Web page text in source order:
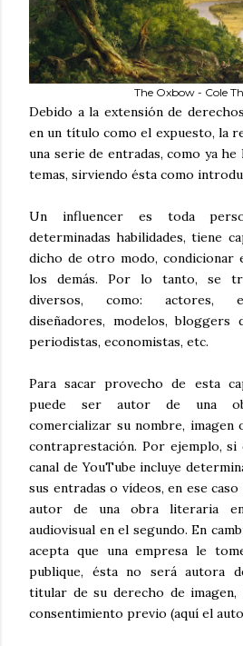
The Oxbow - Cole
Debido a la extensión de
en un título como el expuesto, la
una serie de entradas, como ya
temas, sirviendo ésta como
Un influencer es toda
determinadas habilidades, tiene
dicho de otro modo, condicionar
los demás. Por lo tanto, se
diversos, como: actores,
diseñadores, modelos, bloggers
periodistas, economistas, etc.
Para sacar provecho de esta
puede ser autor de una
comercializar su nombre,
contraprestación. Por ejemplo,
canal de YouTube incluye
sus entradas o vídeos, en ese
autor de una obra literaria
audiovisual en el segundo. En
acepta que una empresa le
publique, ésta no será autora
titular de su derecho de
consentimiento previo (aquí el